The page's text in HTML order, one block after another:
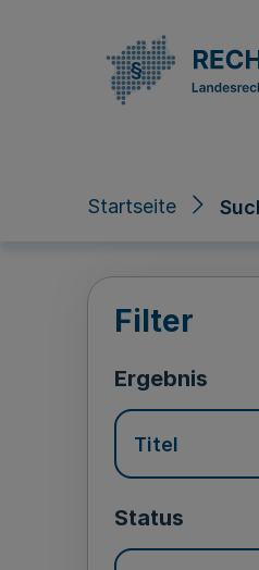
Startseite
Filter
Ergebnis
Titel
Status